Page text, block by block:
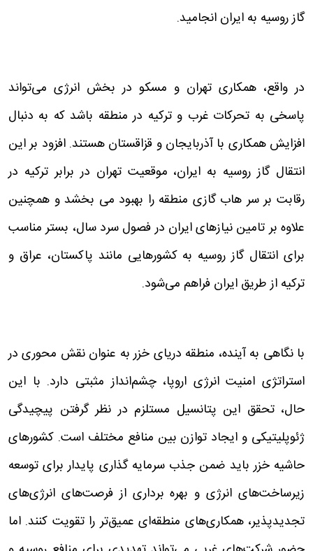
گاز روسیه به ایران انجامید.
در واقع، همکاری تهران و مسکو در بخش انرژی می‌تواند
پاسخی به تحرکات غرب و ترکیه در منطقه باشد که به دنبال
افزایش همکاری با آذربایجان و قزاقستان هستند. افزود بر این
انتقال گاز روسیه به ایران، موقعیت تهران در برابر ترکیه در
رقابت بر سر هاب گازی منطقه را بهبود می بخشد و همچنین
علاوه بر تامین نیازهای ایران در فصول سرد سال، بستر مناسب
برای انتقال گاز روسیه به کشورهایی مانند پاکستان، عراق و
ترکیه از طریق ایران فراهم می‌شود.
با نگاهی به آینده، منطقه دریای خزر به عنوان نقش محوری در
استراتژی امنیت انرژی اروپا، چشم‌انداز مثبتی دارد. با این
حال، تحقق این پتانسیل مستلزم در نظر گرفتن پیچیدگی
ژئوپلیتیکی و ایجاد توازن بین منافع مختلف است. کشورهای
حاشیه خزر باید ضمن جذب سرمایه گذاری پایدار برای توسعه
زیرساخت‌های انرژی و بهره برداری از فرصت‌های انرژی‌های
تجدیدپذیر، همکاری‌های منطقه‌ای عمیق‌تر را تقویت کنند. اما